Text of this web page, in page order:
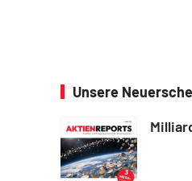
Unsere